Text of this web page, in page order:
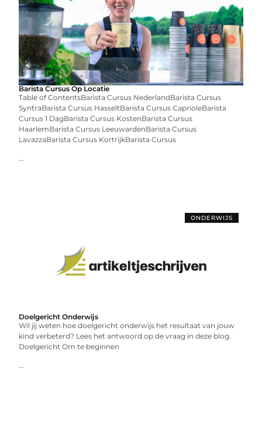
Barista Cursus Op Locatie
Table of ContentsBarista Cursus NederlandBarista Cursus
SyntraBarista Cursus HasseltBarista Cursus CaprioleBarista
Cursus 1 DagBarista Cursus KostenBarista Cursus
HaarlemBarista Cursus LeeuwardenBarista Cursus
LavazzaBarista Cursus KortrijkBarista Cursus
...
ONDERWIJS
Doelgericht Onderwijs
Wil jij weten hoe doelgericht onderwijs het resultaat van jouw
kind verbeterd? Lees het antwoord op de vraag in deze blog.
Doelgericht Om te beginnen
...